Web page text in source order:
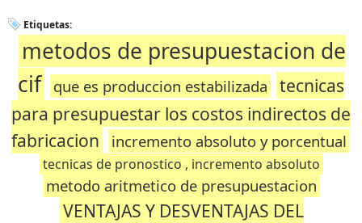
Etiquetas:
metodos de presupuestacion de
cif
que es produccion estabilizada
tecnicas
para presupuestar los costos indirectos de
fabricacion
incremento absoluto y porcentual
tecnicas de pronostico , incremento absoluto
metodo aritmetico de presupuestacion
VENTAJAS Y DESVENTAJAS DEL